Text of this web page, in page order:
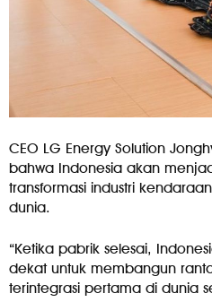
CEO LG Energy Solution
bahwa Indonesia akan
transformasi industri
dunia.
“Ketika pabrik selesai,
dekat untuk membangun
terintegrasi pertama di dunia